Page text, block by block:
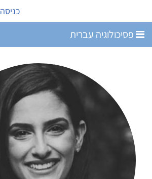
כניסה
פסיכולוגיה עברית